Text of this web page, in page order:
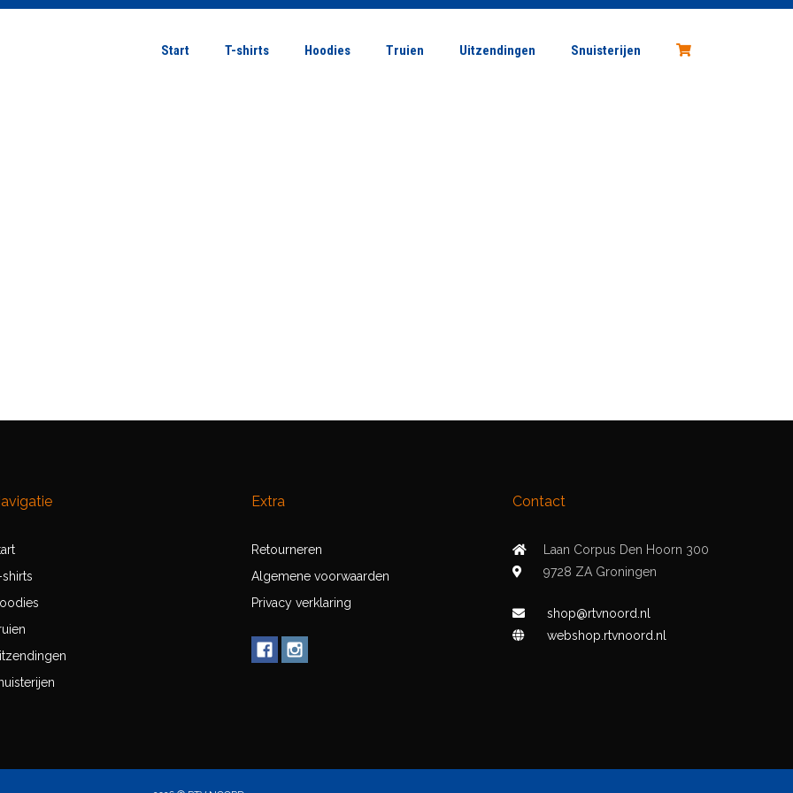
Start T-shirts Hoodies Truien Uitzendingen Snuisterijen
Extra
Retourneren
Algemene voorwaarden
Privacy verklaring
Contact
Laan Corpus Den Hoorn 300
9728 ZA Groningen
shop@rtvnoord.nl
webshop.rtvnoord.nl